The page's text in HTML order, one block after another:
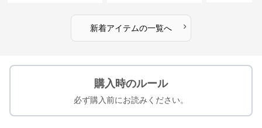
新着アイテムの一覧へ ›
購入時のルール
必ず購入前にお読みください。